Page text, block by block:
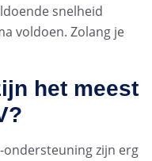
snelheid
voldoen. Zolang je
het meest
ondersteuning zijn erg